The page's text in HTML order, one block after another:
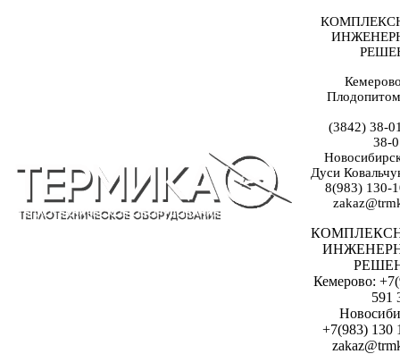
(3842) 38-
38-
Дуси
8(983) 130-
Кемерово:
591
+7(983) 130